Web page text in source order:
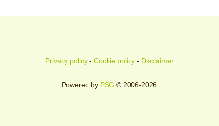
Privacy policy- Cookie policy- Disclaimer
Powered by PSG © 2006-2026